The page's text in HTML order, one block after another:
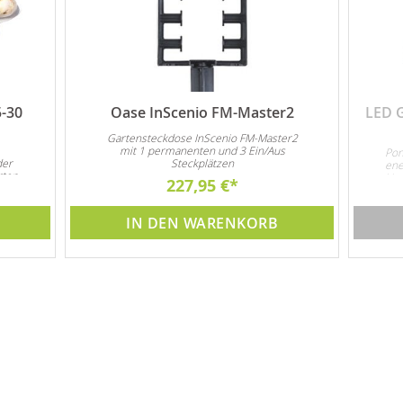
30 Oase InScenio FM-Master2
Gartensteckdose InScenio FM-Master2
mit 1 permanenten und 3 Ein/Aus
Steckplätzen
227,95 €
IN DEN WARENKORB
LED